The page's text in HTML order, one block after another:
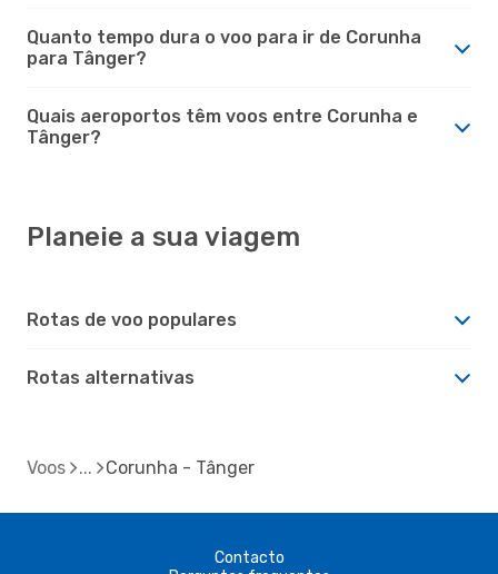
Quanto tempo dura o voo para ir de Corunha
para Tânger?
Quais aeroportos têm voos entre Corunha e
Tânger?
Planeie a sua viagem
Rotas de voo populares
Rotas alternativas
Voos Corunha - Tânger
Contacto